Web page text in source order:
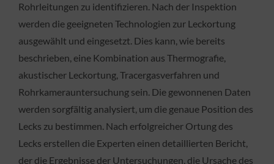
Rohrleitungen zu identifizieren. Nach der Inspektion
werden die geeigneten Technologien zur Leckortung
ausgewählt und eingesetzt. Dies kann, wie bereits
beschrieben, eine Kombination aus Thermografie,
akustischer Leckortung, Tracergasverfahren und
Rohrkamerauntersuchung sein. Die gewonnenen Daten
werden sorgfältig analysiert, um die genaue Position des
Lecks zu bestimmen. Nach erfolgreicher Ortung des
Lecks erstellen die Experten einen detaillierten Bericht,
der die Ergebnisse der Untersuchungen, die Ursache des